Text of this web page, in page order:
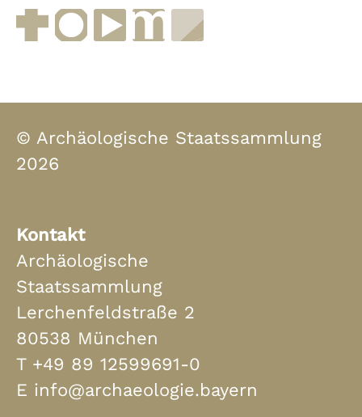
Facebook
Instagram
YouTubemuenchen.de
Museen in Bayern
© Archäologische Staatssammlung
2026
Kontakt
Archäologische
Staatssammlung
Lerchenfeldstraße 2
80538 München
T +49 89 12599691-0
E info@archaeologie.bayern